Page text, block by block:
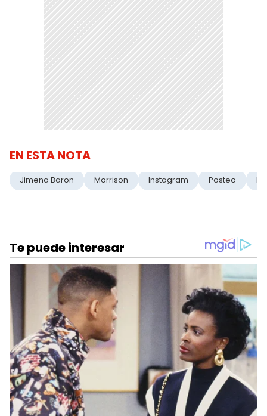
EN ESTA NOTA
Jimena Baron Morrison Instagram Posteo